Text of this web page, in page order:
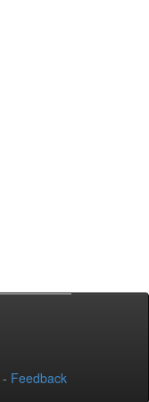
- Feedback